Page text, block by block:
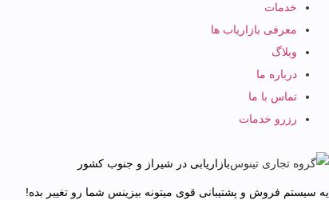
خدمات
معرفی بازاریاب ها
وبلاگ
درباره ما
تماس با ما
رزرو خدمات
بازاریابی در شیراز و جنوب کشور
یه سیستم فروش و پشتیبانی قوی میتونه بیزینس شما رو تغییر بده!